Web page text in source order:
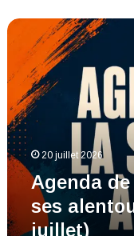
Agenda
de
semaine
Blois
et
ses
alentours
(du
au
26
20 juillet 2026
Agenda
ses
juillet)